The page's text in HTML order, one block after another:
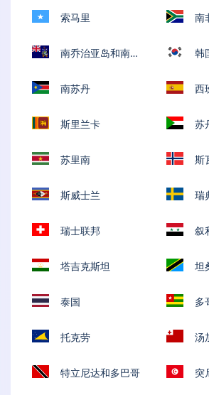
索马里 南
南乔治亚岛和南桑
威奇群岛
韩
南苏丹 西
斯里兰卡 苏
苏里南 斯
斯威士兰 瑞
瑞士联邦 叙
塔吉克斯坦 坦
泰国 多
托克劳 汤
特立尼达和多巴哥 突